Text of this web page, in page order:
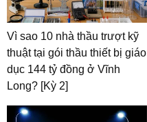
Vì sao 10 nhà thầu trượt kỹ
thuật tại gói thầu thiết bị giáo
dục 144 tỷ đồng ở Vĩnh
Long? [Kỳ 2]